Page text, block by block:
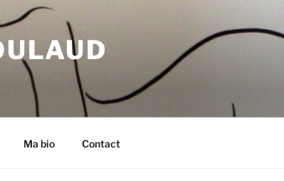
Ma bio Contact